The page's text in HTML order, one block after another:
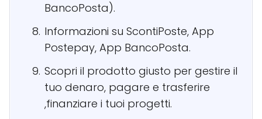
BancoPosta).
Informazioni su ScontiPoste, App
Postepay, App BancoPosta.
Scopri il prodotto giusto per gestire il
tuo denaro, pagare e trasferire
,finanziare i tuoi progetti.